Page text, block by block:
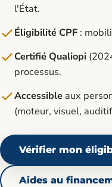
l'État.
Éligibilité CPF :
Certifié Qualiopi
processus.
Accessible aux
(moteur, visuel,
Vérifier mon
Aides au